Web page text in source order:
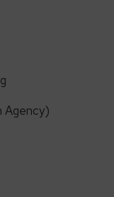
Agency)